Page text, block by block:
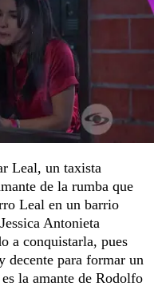
Leal, un taxista
de la rumba que
Leal en un barrio
Antonieta
a conquistarla, pues
decente para formar un
la amante de Rodolfo